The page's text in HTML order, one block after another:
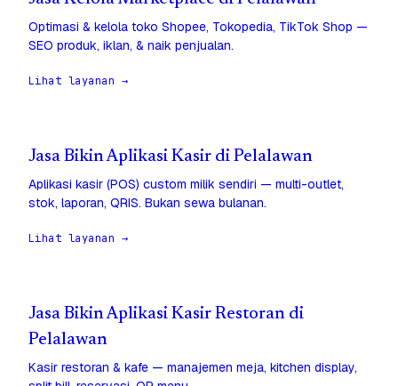
Optimasi & kelola toko Shopee, Tokopedia, TikTok Shop —
SEO produk, iklan, & naik penjualan.
Lihat layanan →
Jasa Bikin Aplikasi Kasir di Pelalawan
Aplikasi kasir (POS) custom milik sendiri — multi-outlet,
stok, laporan, QRIS. Bukan sewa bulanan.
Lihat layanan →
Jasa Bikin Aplikasi Kasir Restoran di
Pelalawan
Kasir restoran & kafe — manajemen meja, kitchen display,